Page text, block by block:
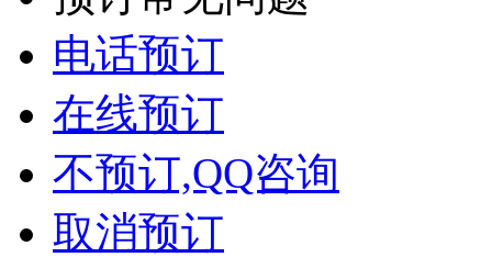
电话预订
在线预订
不预订,QQ咨询
取消预订